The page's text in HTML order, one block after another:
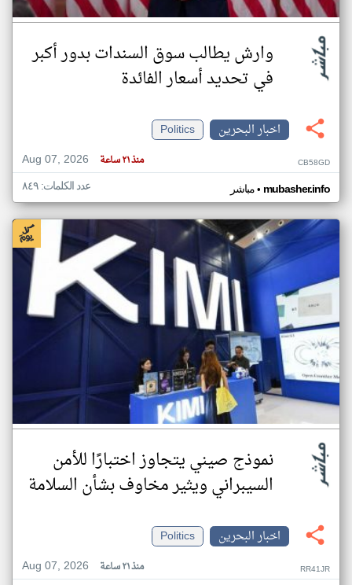
وارش يطالب سوق السندات بدور أكبر
في تحديد أسعار الفائدة
اخبار البحرين
Politics
Aug 07, 2026
منذ ٢١ ساعة CB58GD
مباشر• mubasher.info عدد الكلمات: ٨٤٩
نموذج صيني يتجاوز اختبارًا للأمن
السيبراني ويثير مخاوف بشأن السلامة
اخبار البحرين
Politics
Aug 07, 2026
منذ ٢١ ساعة RR41JR